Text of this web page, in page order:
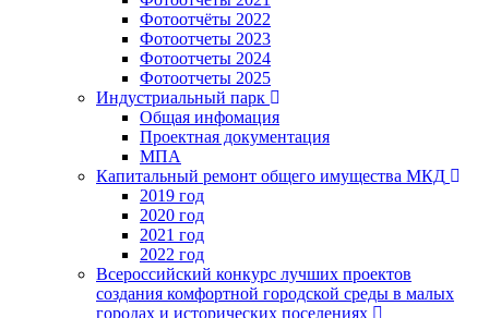
Фотоотчёты 2022
Фотоотчеты 2023
Фотоотчеты 2024
Фотоотчеты 2025
Индустриальный парк
Общая инфомация
Проектная документация
МПА
Капитальный ремонт общего имущества МКД
2019 год
2020 год
2021 год
2022 год
Всероссийский конкурс лучших проектов
создания комфортной городской среды в малых
городах и исторических поселениях